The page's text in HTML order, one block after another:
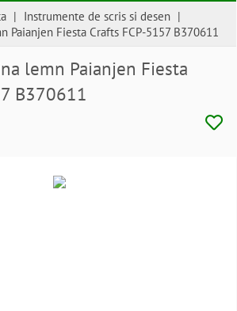
| Instrumente de scris si desen |
Paianjen Fiesta Crafts FCP-5157 B370611
lemn Paianjen Fiesta
B370611